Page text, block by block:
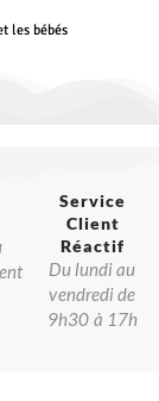
les bébés
Service
Client
Réactif​
Du lundi au
vendredi de
9h30 à 17h